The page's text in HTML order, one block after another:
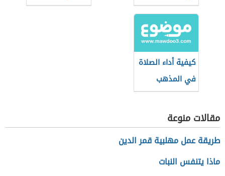
كيفية أداء الصلاة
في المذهب
المالكي
مقالات منوعة
طريقة عمل مهلبية قمر الدين
ماذا يتنفس النبات